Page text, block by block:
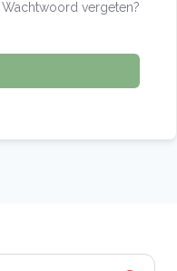
Wachtwoord vergeten?